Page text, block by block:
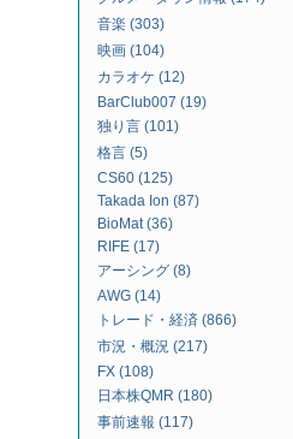
音楽 (303)
映画 (104)
カラオケ (12)
BarClub007 (19)
独り言 (101)
格言 (5)
CS60 (125)
Takada Ion (87)
BioMat (36)
RIFE (17)
アーシング (8)
AWG (14)
トレード・経済 (866)
市況・概況 (217)
FX (108)
日本株QMR (180)
事前速報 (117)